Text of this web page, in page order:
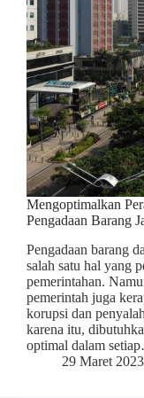
Mengoptimalkan
Pengadaan Barang
Pengadaan barang
salah satu hal yang
pemerintahan.
pemerintah juga
korupsi dan
karena itu,
optimal dalam
29 Maret 2023